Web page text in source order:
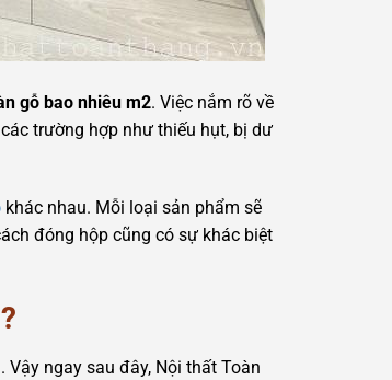
gỗ bao nhiêu m2. Việc nắm rõ về
trường hợp như thiếu hụt, bị dư
khác nhau. Mỗi loại sản phẩm sẽ
đóng hộp cũng có sự khác biệt
ngay sau đây, Nội thất Toàn